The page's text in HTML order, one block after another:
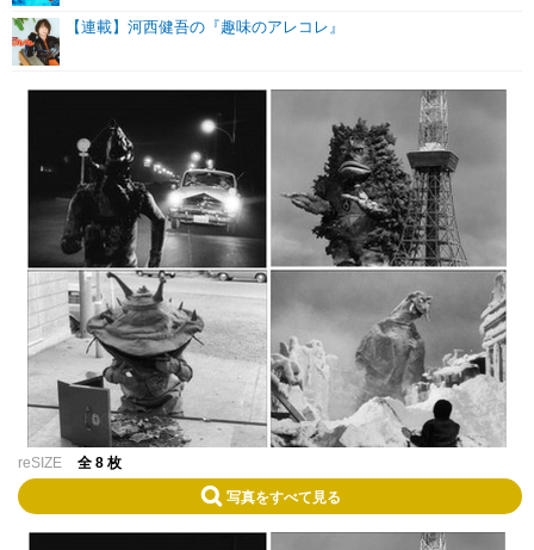
【連載】河西健吾の『趣味のアレコレ』
reSIZE 全 8 枚
写真をすべて見る